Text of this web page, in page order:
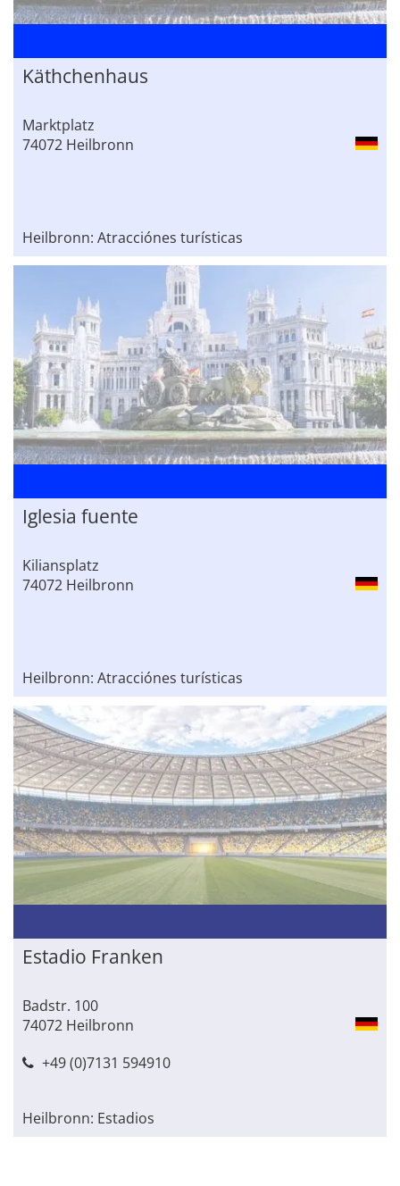
Käthchenhaus
Marktplatz
74072 Heilbronn
Heilbronn: Atracciónes turísticas
Iglesia fuente
Kiliansplatz
74072 Heilbronn
Heilbronn: Atracciónes turísticas
Estadio Franken
Badstr. 100
74072 Heilbronn
+49 (0)7131 594910
Heilbronn: Estadios